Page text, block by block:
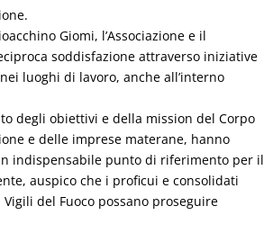
Giomi, l’Associazione e il
soddisfazione attraverso iniziative
luoghi di lavoro, anche all’interno
degli obiettivi e della mission del Corpo
e delle imprese materane, hanno
indispensabile punto di riferimento per il
auspico che i proficui e consolidati
del Fuoco possano proseguire